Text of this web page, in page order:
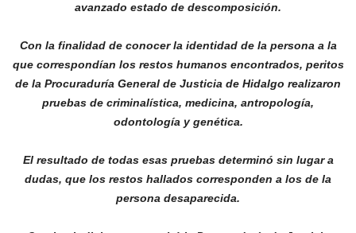
avanzado estado de descomposición.
Con la finalidad de conocer la identidad de la persona a la
que correspondían los restos humanos encontrados, peritos
de la Procuraduría General de Justicia de Hidalgo realizaron
pruebas de criminalística, medicina, antropología,
odontología y genética.
El resultado de todas esas pruebas determinó sin lugar a
dudas, que los restos hallados corresponden a los de la
persona desaparecida.